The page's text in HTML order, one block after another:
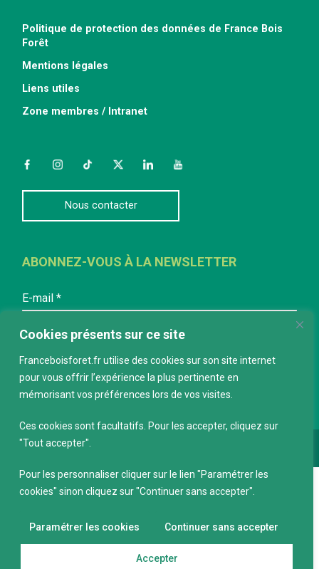
Cookies présents sur ce site
Franceboisforet.fr utilise des cookies sur son site internet
pour vous offrir l’expérience la plus pertinente en
mémorisant vos préférences lors de vos visites.
Ces cookies sont facultatifs. Pour les accepter, cliquez sur
"Tout accepter".
Pour les personnaliser cliquer sur le lien "Paramétrer les
cookies" sinon cliquez sur "Continuer sans accepter".
Paramétrer les cookies Continuer sans accepter
Accepter
Politique de protection des données de France Bois
Forêt
Mentions légales
Liens utiles
Zone membres / Intranet
FacebookInstagramTikTokTwitterLinkedInYouTube
Nous contacter
ABONNEZ-VOUS À LA NEWSLETTER
E-mail *